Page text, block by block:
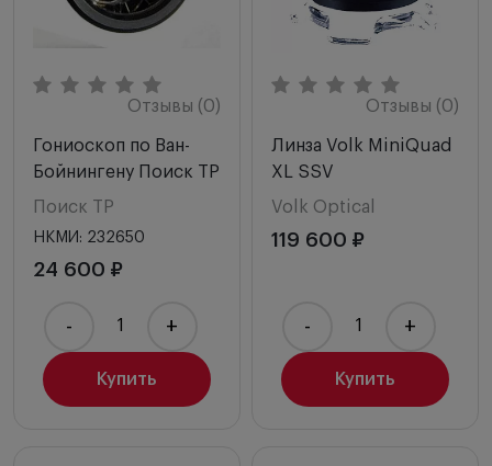
Отзывы (0)
Гониоскоп по Ван-
Бойнингену Поиск ТР
Поиск ТР
НКМИ: 232650
24 600 ₽
Купить
- +
Отзывы (0)
Линза Volk MiniQuad
XL SSV
Volk Optical
119 600 ₽
Купить
- +